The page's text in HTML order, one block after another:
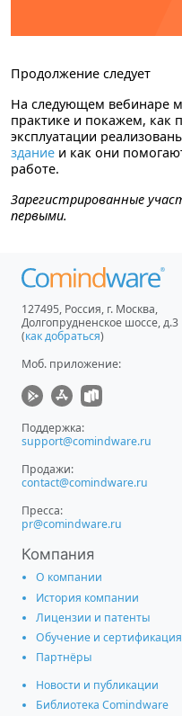
Продолжение следует
На следующем вебинаре
практике и покажем, как
эксплуатации
здание и как они
работе.
Зарегистрированные
первыми.
127495, Россия, г. Москва,
Долгопрудненское шоссе, д.3
(как добраться)
Моб. приложение:
Поддержка:
support@comindware.ru
Продажи:
contact@comindware.ru
Пресса:
pr@comindware.ru
Компания
О компании
История компании
Лицензии и патенты
Обучение и сертификация
Партнёры
Новости и публикации
Библиотека Comindware